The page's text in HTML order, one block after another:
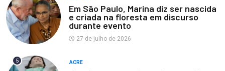
Em São Paulo, Marina diz ser nascida
e criada na floresta em discurso
durante evento
27 de julho de 2026
5 ACRE